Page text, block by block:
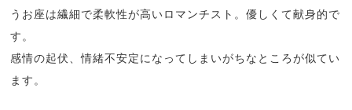
うお座は繊細で柔軟性が高いロマンチスト。優しくて献身的で
す。
感情の起伏、情緒不安定になってしまいがちなところが似てい
ます。